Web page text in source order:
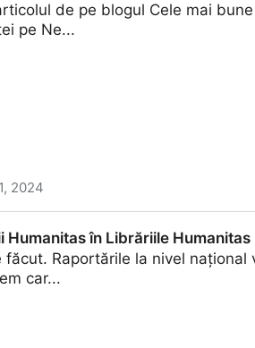
de pe blogul Cele mai
pe Ne...
2024
Humanitas în Librăriile
Raportările la nivel național
car...